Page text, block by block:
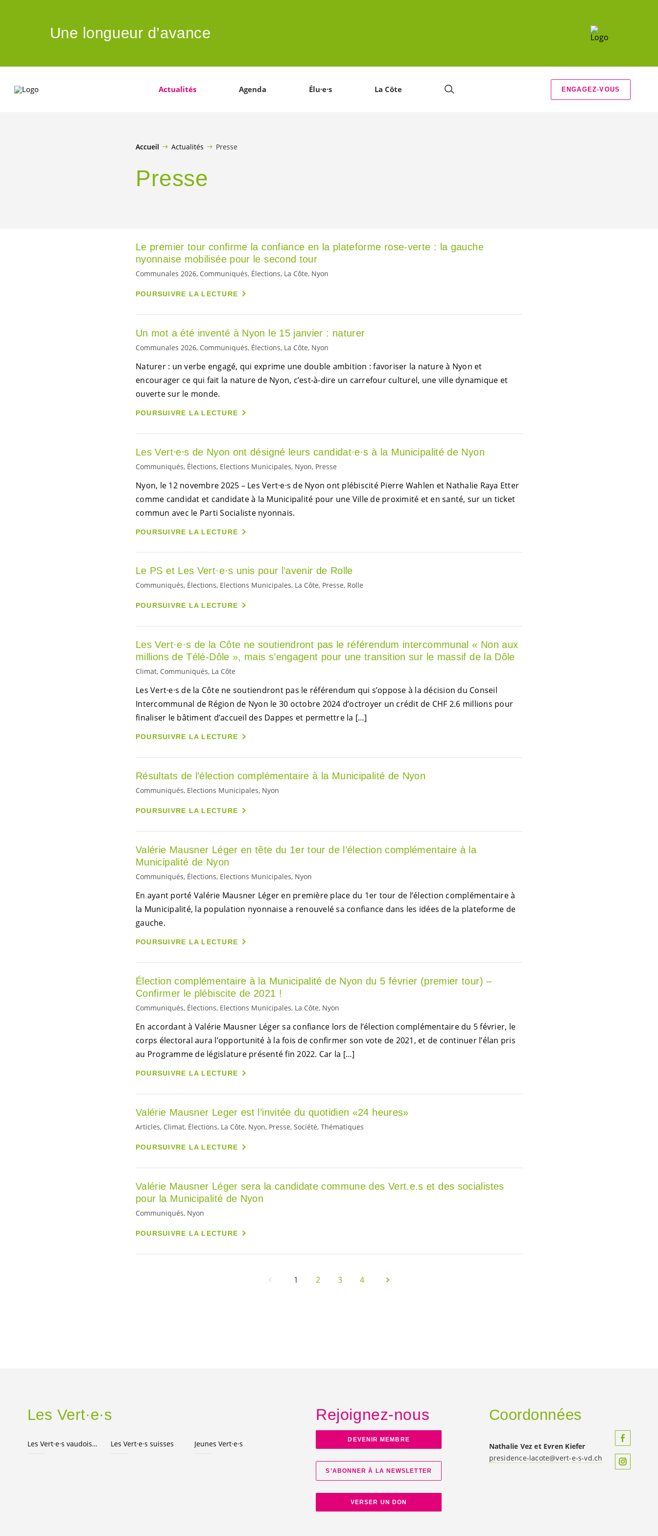
Une longueur d’avance
Actualités Agenda Élu·e·s La Côte ENGAGEZ-VOUS
Accueil Actualités Presse
Presse
Le premier tour confirme la confiance en la plateforme rose-verte : la gauche
nyonnaise mobilisée pour le second tour
Communales 2026, Communiqués, Élections, La Côte, Nyon
POURSUIVRE LA LECTURE
Un mot a été inventé à Nyon le 15 janvier : naturer
Communales 2026, Communiqués, Élections, La Côte, Nyon
Naturer : un verbe engagé, qui exprime une double ambition : favoriser la nature à Nyon et
encourager ce qui fait la nature de Nyon, c’est-à-dire un carrefour culturel, une ville dynamique et
ouverte sur le monde.
POURSUIVRE LA LECTURE
Les Vert⸱e⸱s de Nyon ont désigné leurs candidat∙e∙s à la Municipalité de Nyon
Communiqués, Élections, Elections Municipales, Nyon, Presse
Nyon, le 12 novembre 2025 – Les Vert⸱e⸱s de Nyon ont plébiscité Pierre Wahlen et Nathalie Raya Etter
comme candidat et candidate à la Municipalité pour une Ville de proximité et en santé, sur un ticket
commun avec le Parti Socialiste nyonnais.
POURSUIVRE LA LECTURE
Le PS et Les Vert·e·s unis pour l’avenir de Rolle
Communiqués, Élections, Elections Municipales, La Côte, Presse, Rolle
POURSUIVRE LA LECTURE
LesVert·e·s de la Côte ne soutiendront pas le référendum intercommunal « Non aux
millions de Télé-Dôle », mais s’engagent pour une transition sur le massif de la Dôle
Climat, Communiqués, La Côte
Les Vert·e·s de la Côte ne soutiendront pas le référendum qui s’oppose à la décision du Conseil
Intercommunal de Région de Nyon le 30 octobre 2024 d’octroyer un crédit de CHF 2.6 millions pour
finaliser le bâtiment d’accueil des Dappes et permettre la […]
POURSUIVRE LA LECTURE
Résultats de l’élection complémentaire à la Municipalité de Nyon
Communiqués, Elections Municipales, Nyon
POURSUIVRE LA LECTURE
Valérie Mausner Léger en tête du 1er tour de l’élection complémentaire à la
Municipalité de Nyon
Communiqués, Élections, Elections Municipales, Nyon
En ayant porté Valérie Mausner Léger en première place du 1er tour de l’élection complémentaire à
la Municipalité, la population nyonnaise a renouvelé sa confiance dans les idées de la plateforme de
gauche.
POURSUIVRE LA LECTURE
Élection complémentaire à la Municipalité de Nyon du 5 février (premier tour) –
Confirmer le plébiscite de 2021 !
Communiqués, Élections, Elections Municipales, La Côte, Nyon
En accordant à Valérie Mausner Léger sa confiance lors de l’élection complémentaire du 5 février, le
corps électoral aura l’opportunité à la fois de confirmer son vote de 2021, et de continuer l’élan pris
au Programme de législature présenté fin 2022. Car la […]
POURSUIVRE LA LECTURE
Valérie Mausner Leger est l’invitée du quotidien «24 heures»
Articles, Climat, Élections, La Côte, Nyon, Presse, Société, Thématiques
POURSUIVRE LA LECTURE
Valérie Mausner Léger sera la candidate commune des Vert.e.s et des socialistes
pour la Municipalité de Nyon
Communiqués, Nyon
POURSUIVRE LA LECTURE
1 2 3 4
Les Vert·e·s
Les Vert·e·s vaudois·e·s LesVert·e·s suisses JeunesVert·e·s
Rejoignez-nous
DEVENIR MEMBRE
S’ABONNER À LA NEWSLETTER
VERSER UN DON
Coordonnées
Nathalie Vez et Evren Kiefer
presidence-lacote@vert-e-s-vd.ch